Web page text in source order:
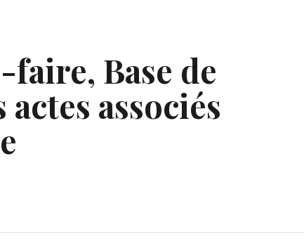
Base de
associés